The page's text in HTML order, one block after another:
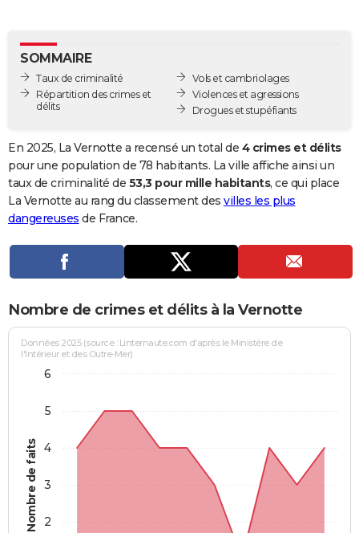
GUIDES D'ACHAT
BONS PLANS
Carte de Noël
Carte Bonne année
Carte Saint-Valentin
Carte Pâques
Carte d'anniversaire
DICTIONNAIRE
Dictionnaire
Biographies
Citations
Expressions
Proverbes
PROGRAMME TV
COPAINS D'AVANT
S'inscrire
Se connecter
Lycées
Collèges
Primaires
Universités
Entreprises
Service militaire
Avis de recherche
AVIS DE DÉCÈS
FORUM
Bricolage
Lifestyle
Culture
Sport
Auto
Television
Voyage
Cinema
SOMMAIRE
Taux de criminalité
Répartition des crimes et
délits
Vols et cambriolages
Violences et agressions
Drogues et stupéfiants
En 2025, La Vernotte a recensé un total de 4 crimes et délits
pour une population de 78 habitants. La ville affiche ainsi un
taux de criminalité de 53,3 pour mille habitants, ce qui place
La Vernotte au rang du classement des villes les plus
dangereuses de France.
Nombre de crimes et délits à la Vernotte
Nombre de faits
Données 2025 (source : Linternaute.com d'après le Ministère de
l'Intérieur et des Outre-Mer)
2
3
4
5
6